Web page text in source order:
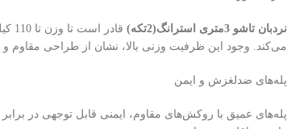
نردبان تاشو 3متری استرانگ(2تکه)
می‌کند. وجود این ظرفیت وزنی بالا، نشان از طراحی مقاوم و
پله‌های ضدلغزش و ایمن
پله‌های عمیق با روکش‌های مقاوم، ایمنی قابل توجهی در